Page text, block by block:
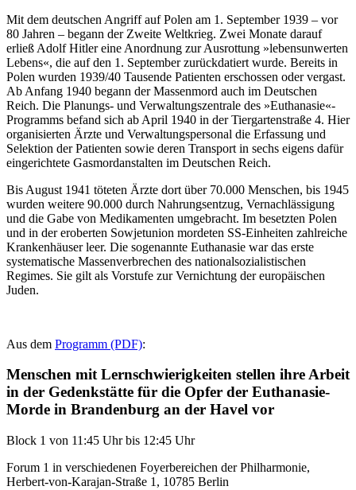
Mit dem deutschen Angriff auf Polen am 1. September 1939 – vor
80 Jahren – begann der Zweite Weltkrieg. Zwei Monate darauf
erließ Adolf Hitler eine Anordnung zur Ausrottung »lebensunwerten
Lebens«, die auf den 1. September zurückdatiert wurde. Bereits in
Polen wurden 1939/40 Tausende Patienten erschossen oder vergast.
Ab Anfang 1940 begann der Massenmord auch im Deutschen
Reich. Die Planungs- und Verwaltungszentrale des »Euthanasie«-
Programms befand sich ab April 1940 in der Tiergartenstraße 4. Hier
organisierten Ärzte und Verwaltungspersonal die Erfassung und
Selektion der Patienten sowie deren Transport in sechs eigens dafür
eingerichtete Gasmordanstalten im Deutschen Reich.
Bis August 1941 töteten Ärzte dort über 70.000 Menschen, bis 1945
wurden weitere 90.000 durch Nahrungsentzug, Vernachlässigung
und die Gabe von Medikamenten umgebracht. Im besetzten Polen
und in der eroberten Sowjetunion mordeten SS-Einheiten zahlreiche
Krankenhäuser leer. Die sogenannte Euthanasie war das erste
systematische Massenverbrechen des nationalsozialistischen
Regimes. Sie gilt als Vorstufe zur Vernichtung der europäischen
Juden.
Aus dem Programm (PDF):
Menschen mit Lernschwierigkeiten stellen ihre Arbeit
in der Gedenkstätte für die Opfer der Euthanasie-
Morde in Brandenburg an der Havel vor
Block 1 von 11:45 Uhr bis 12:45 Uhr
Forum 1 in verschiedenen Foyerbereichen der Philharmonie,
Herbert-von-Karajan-Straße 1, 10785 Berlin